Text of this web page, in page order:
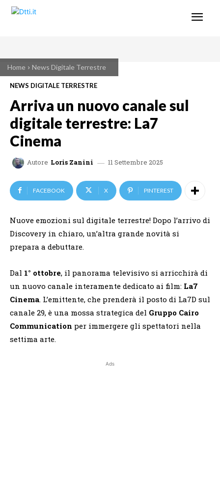
Home News Digitale Terrestre
NEWS DIGITALE TERRESTRE
Arriva un nuovo canale sul
digitale terrestre: La7
Cinema
Autore Loris Zanini 11 Settembre 2025
FACEBOOK X PINTEREST
Nuove emozioni sul digitale terrestre! Dopo l’arrivo di
Discovery in chiaro, un’altra grande novità si
prepara a debuttare.
Dal 1° ottobre, il panorama televisivo si arricchirà di
un nuovo canale interamente dedicato ai film: La7
Cinema. L’emittente, che prenderà il posto di La7D sul
canale 29, è una mossa strategica del Gruppo Cairo
Communication per immergere gli spettatori nella
settima arte.
Ads